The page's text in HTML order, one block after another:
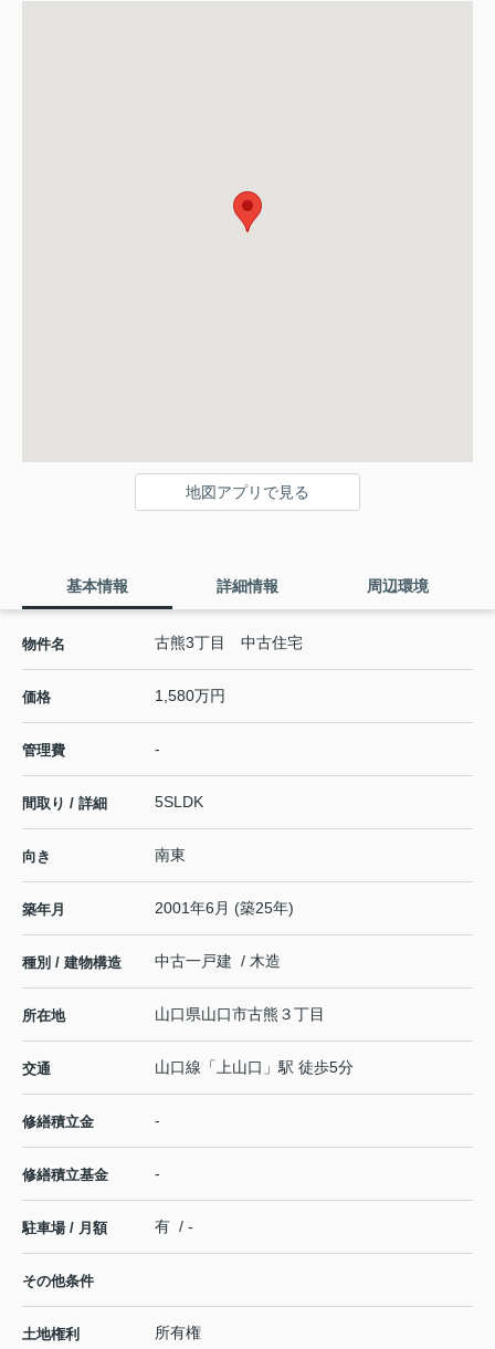
地図アプリで見る
基本情報 詳細情報 周辺環境
物件名 古熊3丁目 中古住宅
価格 1,580万円
管理費 -
間取り / 詳細 5SLDK
向き 南東
築年月 2001年6月 (築25年)
種別 / 建物構造 中古一戸建 / 木造
所在地 山口県山口市古熊 ３丁目
交通 山口線 「 上山口 」駅 徒歩5分
修繕積立金 -
修繕積立基金 -
駐車場 / 月額 有 / -
その他条件
土地権利 所有権